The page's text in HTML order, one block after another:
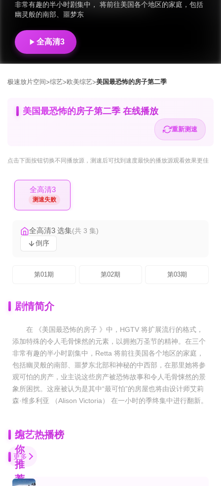
非常有趣的半小时剧集中， 将前往美国各个地区的家庭，包括
幽灵般的南部、噩梦东
全高清3
极速放片空间>综艺>欧美综艺>美国最恐怖的房子第二季
美国最恐怖的房子第二季 在线播放
重新测速
点击下面按钮切换不同播放源 ，测速后可找到速度最快的播放源观看效果更佳
全高清3
测速失败
全高清3 选集(共 3 集)
倒序
第01期 第02期 第03期
剧情简介
在 《美国最恐怖的房子 》中，HGTV 将扩展流行的格式，
添加特殊的令人毛骨悚然的元素，以拥抱万圣节的精神。在三个
非常有趣的半小时剧集中，Retta 将前往美国各个地区的家庭，
包括幽灵般的南部、噩梦东北部和神秘的中西部，在那里她将参
观可怕的房产，业主说这些房产被恐怖故事和令人毛骨悚然的景
象所困扰。这座被认为是其中“最可怕”的房屋也将由设计师艾莉
森·维多利亚 （Alison Victoria） 在一小时的季终集中进行翻新。
为
你
推
荐
综艺热播榜
更多